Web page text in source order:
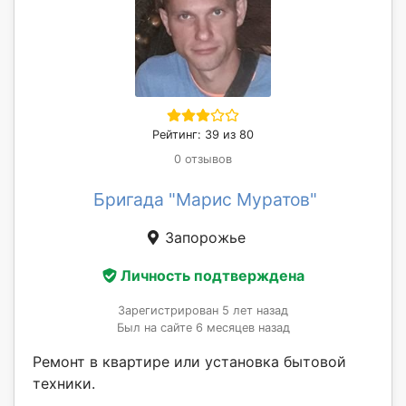
Рейтинг: 39 из 80
0 отзывов
Бригада "Марис Муратов"
Запорожье
Личность подтверждена
Зарегистрирован 5 лет назад
Был на сайте 6 месяцев назад
Ремонт в квартире или установка бытовой
техники.